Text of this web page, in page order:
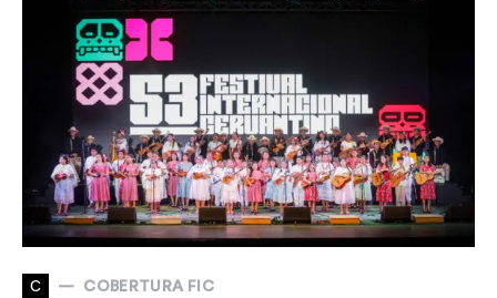
C COBERTURA FIC